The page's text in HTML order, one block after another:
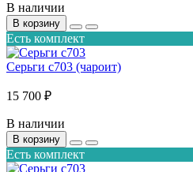
В наличии
В корзину
Есть комплект
Серьги с703 (чароит)
15 700 ₽
В наличии
В корзину
Есть комплект